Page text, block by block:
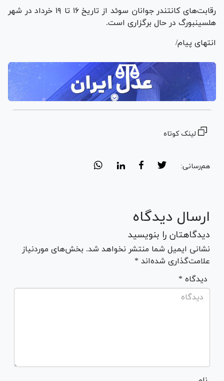
رقابت‌های کانتندر جوانان سوئد از تاریخ ۱۶ تا ۱۹ خرداد در شهر
هلسینبورگ در حال برگزاری است.
انتهای پیام/
لینک کوتاه
هم‌رسانی:
ارسال دیدگاه
دیدگاهتان را بنویسید
نشانی ایمیل شما منتشر نخواهد شد. بخش‌های موردنیاز
علامت‌گذاری شده‌اند *
* دیدگاه